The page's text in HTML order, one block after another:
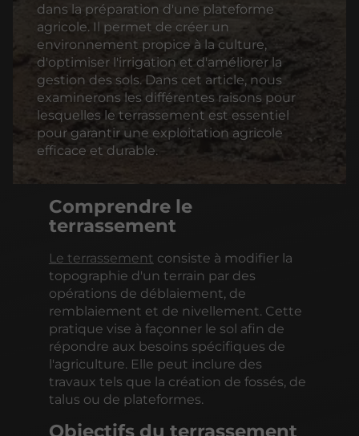
dans la préparation d'une plateforme
agricole. Il permet de créer un
environnement propice à la culture,
d'optimiser l'irrigation et d'améliorer la
gestion des sols. Dans cet article, nous
examinerons les différentes raisons pour
lesquelles le terrassement est essentiel
pour garantir une exploitation agricole
efficace et durable.
Comprendre le
terrassement
Le terrassement consiste à modifier la
topographie d'un terrain par des
opérations de déblaiement, de
remblaiement et de nivellement. Cette
pratique vise à façonner le sol afin de
répondre aux besoins spécifiques de
l'agriculture. Elle peut inclure des
travaux tels que la création de fossés, de
talus ou de plateformes.
Objectifs du terrassement